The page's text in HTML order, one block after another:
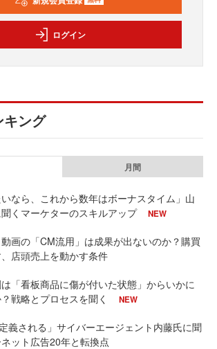
ログイン
キング
月間
いなら、これから数年はボーナスタイム」山
くマーケターのスキルアップ
NEW
画の「CM流用」は成果が出ないのか？購買
店頭売上を動かす条件
「看板商品に傷が付いた状態」からいかに
戦略とプロセスを聞く
NEW
定義される」サイバーエージェント内藤氏に聞
ット広告20年と転換点